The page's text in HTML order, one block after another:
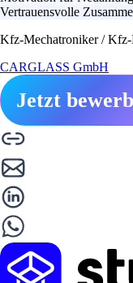
Vertrauensvolle
Kfz-Mechatroniker / Kfz-
CARGLASS GmbH
Jetzt